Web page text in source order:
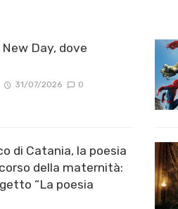
Day, dove
31/07/2026 0
di Catania, la poesia
della maternità:
“La poesia